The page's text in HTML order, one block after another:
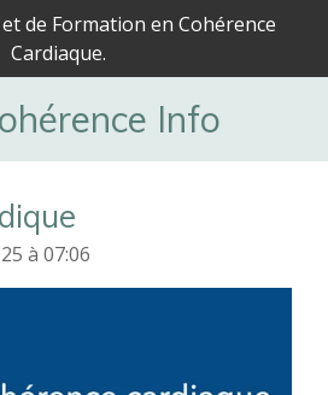
Info
de Formation en Cohérence
Cardiaque.
à 07:06